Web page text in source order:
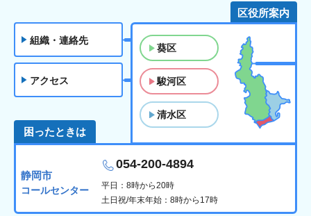
組織・連絡先
アクセス
区役所案内
葵区
駿河区
清水区
困ったときは
静岡市
コールセンター
054-200-4894
平日：8時から20時
土日祝/年末年始：8時から17時